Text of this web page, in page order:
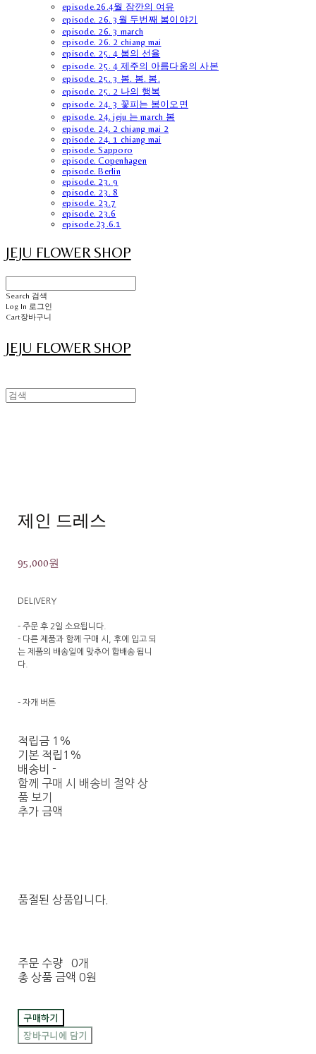
episode.26.4월 잠깐의 여유
episode. 26. 3월 두번째 봄이야기
episode. 26. 3 march
episode. 26. 2 chiang mai
episode. 25. 4 봄의 선율
episode. 25. 4 제주의 아름다움의 사본
episode. 25. 3 봄. 봄. 봄.
episode. 25. 2 나의 행복
episode. 24. 3 꽃피는 봄이오면
episode. 24. jeju 는 march 봄
episode. 24. 2 chiang mai 2
episode. 24. 1 chiang mai
episode. Sapporo
episode. Copenhagen
episode. Berlin
episode. 23. 9
episode. 23. 8
episode. 23.7
episode. 23.6
episode.23.6.1
JEJU FLOWER SHOP
Search 검색
Log In 로그인
Cart장바구니
JEJU FLOWER SHOP
제인 드레스
95,000원
DELIVERY
- 주문 후 2일 소요됩니다.
- 다른 제품과 함께 구매 시, 후에 입고 되
는 제품의 배송일에 맞추어 합배송 됩니
다.
- 자개 버튼
적립금 1%
기본 적립 1%
배송비 -
함께 구매 시 배송비 절약 상
품 보기
추가 금액
품절된 상품입니다.
주문 수량
0개
총 상품 금액 0원
구매하기
장바구니에 담기